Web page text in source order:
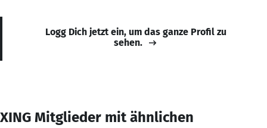
Logg Dich jetzt ein, um das ganze Profil zu
sehen.
XING Mitglieder mit ähnlichen